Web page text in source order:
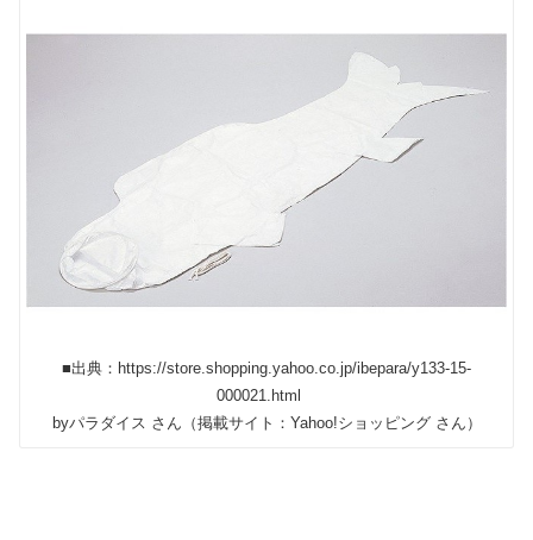
■出典：https://store.shopping.yahoo.co.jp/ibepara/y133-15-
000021.html
byパラダイス さん（掲載サイト：Yahoo!ショッピング さん）